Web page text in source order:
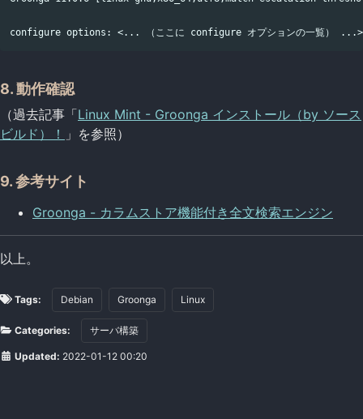
8. 動作確認
（過去記事「Linux Mint - Groonga インストール（by ソース
ビルド）！
」を参照）
9. 参考サイト
Groonga - カラムストア機能付き全文検索エンジン
以上。
Tags: Debian Groonga Linux
Categories: サーバ構築
Updated: 2022-01-12 00:20